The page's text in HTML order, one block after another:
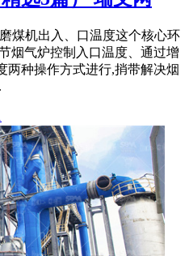
煤机出入、口温度这个核心环
烟气炉控制入口温度、通过增
两种操作方式进行,捎带解决烟